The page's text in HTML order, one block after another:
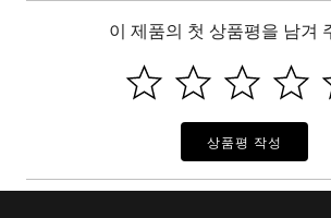
이 제품의 첫 상품평을 남겨
상품평 작성